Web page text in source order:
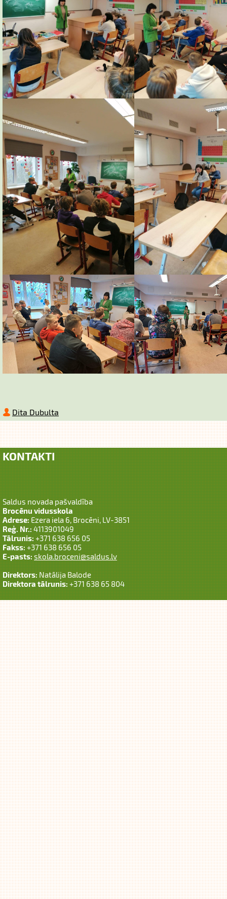
Dita Dubulta
KONTAKTI
Saldus novada pašvaldība
Brocēnu vidusskola
Adrese:Ezera iela 6, Brocēni, LV-3851
Reģ. Nr.:4113901049
Tālrunis:+371 638 656 05
Fakss:+371 638 656 05
E-pasts:skola.broceni@saldus.lv
Direktors:Natālija Balode
Direktora tālrunis:+371 638 65 804